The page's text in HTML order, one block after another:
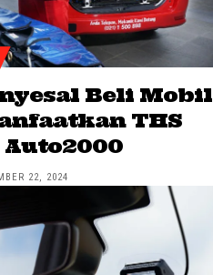
Beli Mobil
THS
22, 2024